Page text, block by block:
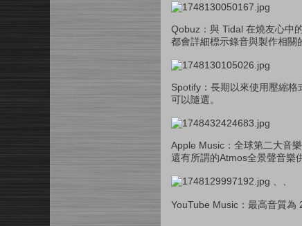
Qobuz：與 Tidal 在燒友心中
都會詳細標示錄音與製作相關
Spotify：長期以來使用壓縮
可以隨選。
Apple Music：全球第二大音
還有所謂的Atmos全景聲音樂
YouTube Music：最高音質為